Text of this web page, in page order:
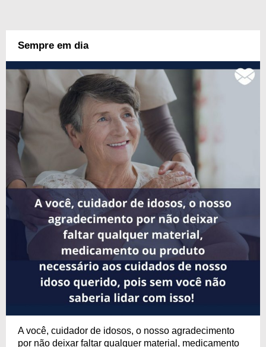
Sempre em dia
A você, cuidador de idosos, o nosso agradecimento
por não deixar faltar qualquer material, medicamento